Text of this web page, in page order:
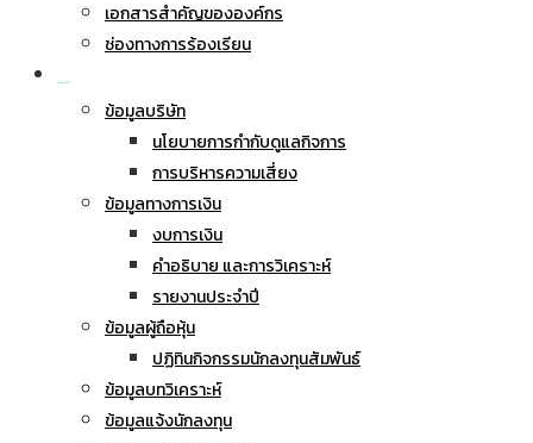
เอกสารสำคัญขององค์กร
ช่องทางการร้องเรียน
ข้อมูลบริษัท
นโยบายการกำกับดูแลกิจการ
การบริหารความเสี่ยง
ข้อมูลทางการเงิน
งบการเงิน
คำอธิบาย และการวิเคราะห์
รายงานประจำปี
ข้อมูลผู้ถือหุ้น
ปฏิทินกิจกรรมนักลงทุนสัมพันธ์
ข้อมูลบทวิเคราะห์
ข้อมูลแจ้งนักลงทุน